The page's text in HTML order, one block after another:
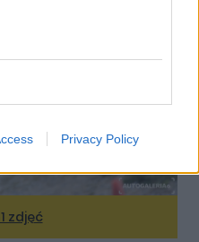
Privacy Policy
zdjęć